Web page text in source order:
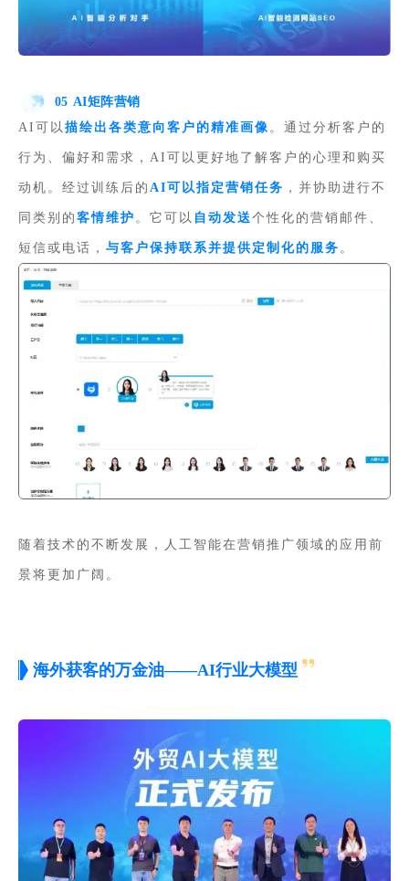
05 AI矩阵营销
AI可以 描绘出各类意向客户的精准画像。通过分析客户的
行为、偏好和需求，AI可以更好地了解客户的心理和购买
动机。经过训练后的 AI可以指定营销任务 ，并协助进行不
同类别的 客情维护 。它可以 自动发送个性化的营销邮件、
短信或电话， 与客户保持联系并提供定制化的服务 。
随着技术的不断发展，人工智能在营销推广领域的应用前
景将更加广阔。
海外获客的万金油——AI行业大模型